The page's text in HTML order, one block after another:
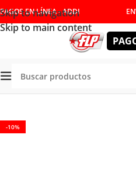
Skip to navigation
Skip to main content
PAGOS EN LÍNEA - ADDI
Tienda/HERRAMIENTAS
-10%